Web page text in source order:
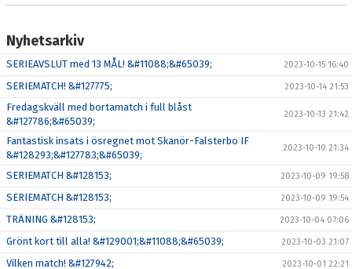
Nyhetsarkiv
SERIEAVSLUT med 13 MÅL! &#11088;&#65039; 2023-10-15 16:40
SERIEMATCH! &#127775; 2023-10-14 21:53
Fredagskväll med bortamatch i full blåst
&#127786;&#65039;
2023-10-13 21:42
Fantastisk insats i ösregnet mot Skanör-Falsterbo IF
&#128293;&#127783;&#65039;
2023-10-10 21:34
SERIEMATCH &#128153; 2023-10-09 19:58
SERIEMATCH &#128153; 2023-10-09 19:54
TRÄNING &#128153; 2023-10-04 07:06
Grönt kort till alla! &#129001;&#11088;&#65039; 2023-10-03 21:07
Vilken match! &#127942; 2023-10-01 22:21